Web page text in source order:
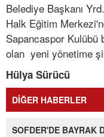
Belediye Başkanı
Halk Eğitim
Sapancaspor Kulübü
olan yeni yönetime
Hülya Sürücü
DİĞER HABERLER
SOFDER'DE BAYRAK